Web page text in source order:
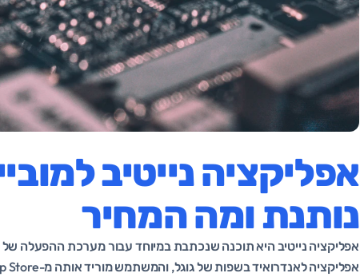
אפליקציה נייטיב
נותנת ומה המחיר
אפליקציה נייטיב היא תוכנה שנכתבת במיוחד עבור מערכת ההפעלה